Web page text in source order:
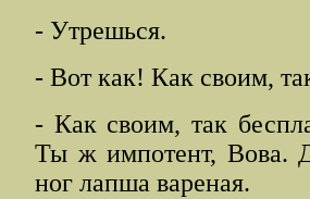
- Утрешься.
- Вот как! Как своим,
- Как своим, так
Ты ж импотент, Вова.
ног лапша вареная.